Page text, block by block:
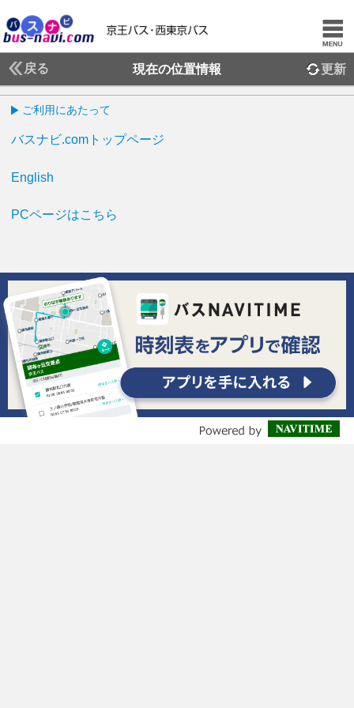
戻る 現在の位置情報 更新
ご利用にあたって
バスナビ.comトップページ
English
PCページはこちら